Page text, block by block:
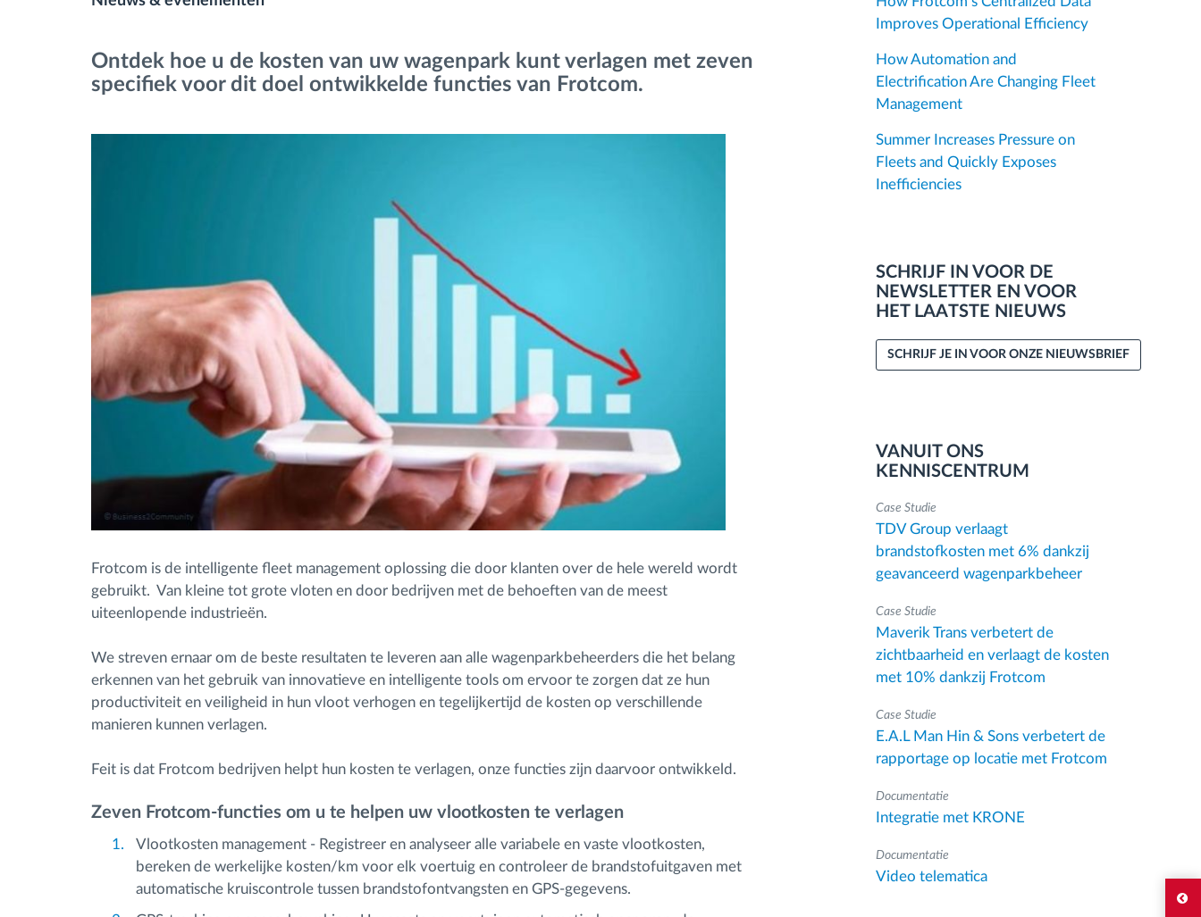
Brandstofbeheer
Ontdek hoe u de kosten van uw wagenpark kunt verlagen met zeven
specifiek voor dit doel ontwikkelde functies van Frotcom.
Frotcom is de intelligente fleet management oplossing die door klanten over de hele wereld wordt
gebruikt. Van kleine tot grote vloten en door bedrijven met de behoeften van de meest
uiteenlopende industrieën.
We streven ernaar om de beste resultaten te leveren aan alle wagenparkbeheerders die het belang
erkennen van het gebruik van innovatieve en intelligente tools om ervoor te zorgen dat ze hun
productiviteit en veiligheid in hun vloot verhogen en tegelijkertijd de kosten op verschillende
manieren kunnen verlagen.
Feit is dat Frotcom bedrijven helpt hun kosten te verlagen, onze functies zijn daarvoor ontwikkeld.
Zeven Frotcom-functies om u te helpen uw vlootkosten te verlagen
Vlootkosten management - Registreer en analyseer alle variabele en vaste vlootkosten,
bereken de werkelijke kosten/km voor elk voertuig en controleer de brandstofuitgaven met
automatische kruiscontrole tussen brandstofontvangsten en GPS-gegevens.
Improves Operational Efficiency
How Automation and
Electrification Are Changing Fleet
Management
Summer Increases Pressure on
Fleets and Quickly Exposes
Inefficiencies
SCHRIJF IN VOOR DE
NEWSLETTER EN VOOR
HET LAATSTE NIEUWS
SCHRIJF JE IN VOOR ONZE NIEUWSBRIEF
VANUIT ONS
KENNISCENTRUM
Case Studie
TDV Group verlaagt
brandstofkosten met 6% dankzij
geavanceerd wagenparkbeheer
Case Studie
Maverik Trans verbetert de
zichtbaarheid en verlaagt de kosten
met 10% dankzij Frotcom
Case Studie
E.A.L Man Hin & Sons verbetert de
rapportage op locatie met Frotcom
Documentatie
Integratie met KRONE
Documentatie
Video telematica